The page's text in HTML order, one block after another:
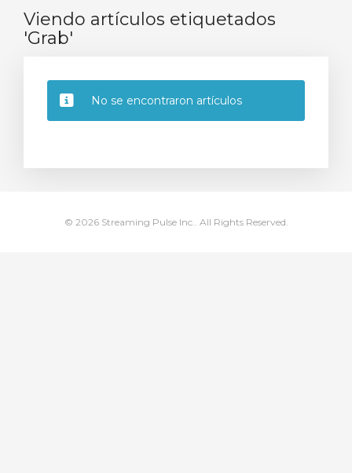
Viendo artículos etiquetados
'Grab'
No se encontraron artículos
© 2026 Streaming Pulse Inc.. All Rights Reserved.